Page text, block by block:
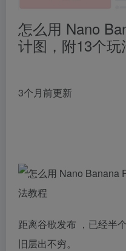
怎么用 Nano
计图，附13个玩
3个月前更新
距离谷歌发布 ，已经半
旧层出不穷。